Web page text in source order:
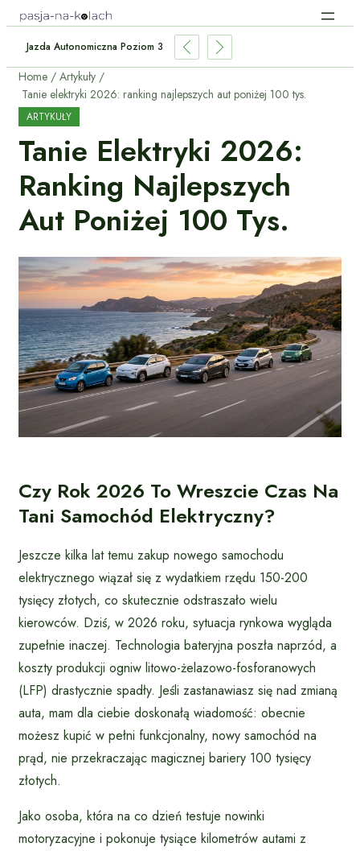
Jazda Autonomiczna Poziom 3: Co Może, A Czego Nie?
Home
Artykuły
Tanie elektryki 2026: ranking najlepszych aut poniżej 100 tys.
ARTYKUŁY
Tanie Elektryki 2026:
Ranking Najlepszych
Aut Poniżej 100 Tys.
Czy Rok 2026 To Wreszcie Czas Na
Tani Samochód Elektryczny?
Jeszcze kilka lat temu zakup nowego samochodu
elektrycznego wiązał się z wydatkiem rzędu 150-200
tysięcy złotych, co skutecznie odstraszało wielu
kierowców. Dziś, w 2026 roku, sytuacja rynkowa wygląda
zupełnie inaczej. Technologia bateryjna poszła naprzód, a
koszty produkcji ogniw litowo-żelazowo-fosforanowych
(LFP) drastycznie spadły. Jeśli zastanawiasz się nad zmianą
auta, mam dla ciebie doskonałą wiadomość: obecnie
możesz kupić w pełni funkcjonalny, nowy samochód na
prąd, nie przekraczając magicznej bariery 100 tysięcy
złotych.
Jako osoba, która na co dzień testuje nowinki
motoryzacyjne i pokonuje tysiące kilometrów autami z